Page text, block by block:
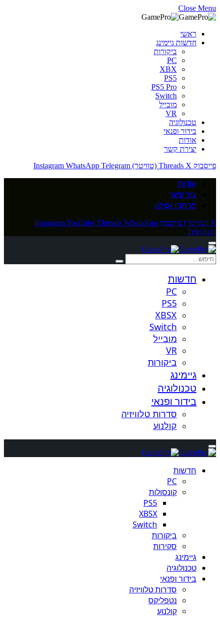
Close Menu
ראשי
חדשות גיימינג
ביקורות
PC
XBX
PS5
PS5 Pro
Switch
מובייל
VR
טכנולוגיה
בידור ופנאי
אודות
יצירת קשר
פייסבוק
Threads X (טוויטר) Instagram WhatsApp Telegram
אודות
צור קשר
פרסמו אצלנו
X (טוויטר) פייסבוק InstagramYouTube Threads WhatsApp
Telegram
חדשות
PC
PS5
XBSX
Switch
מובייל
VR
ביקורות
גיימינג
טכנולוגיה
בידור ופנאי
סדרות טלוויזיה
קולנוע
חדשות
PC
קונסולות
PS5
XBSX
Switch
ביקורות
סקירות
גיימינג
טכנולוגיה
בידור ופנאי
סדרות טלוויזיה
נטפליקס
קולנוע